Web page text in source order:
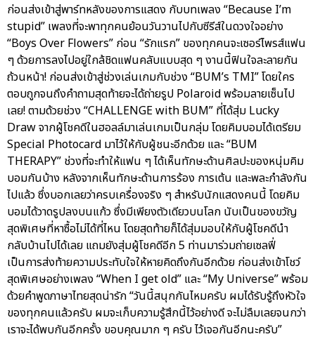
ก่อนส่งเข้าสู่พาร์ทหลังของการแสดง กับบทเพลง “Because I’m
stupid” เพลงที่จะพาทุกคนย้อนวันวานไปกับซีรีส์ในดวงใจอย่าง
“Boys Over Flowers” ก่อน “รักแรก” ของทุกคนจะเซอร์ไพรส์แฟน
ๆ ด้วยการลงไปอยู่ใกล้ชิดแฟนคลับแบบสุด ๆ งานนี้ฟินใจละลายกัน
ถ้วนหน้า! ก่อนส่งเข้าสู่ช่วงเล่นเกมกับช่วง “BUM’s TMI” โดยใคร
ตอบถูกจนถึงคำถามสุดท้ายจะได้ถ่ายรูป Polaroid พร้อมลายเซ็นไป
เลย! ตามด้วยช่วง “CHALLENGE with BUM” ที่ได้สุ่ม Lucky
Draw จากผู้โชคดีในฮอลล์มาเล่นเกมเป็นกลุ่ม โดยคิมบอมได้เตรียม
Special Photocard มาไว้ให้กับผู้ชนะอีกด้วย และ “BUM
THERAPY” ช่วงที่จะทำให้แฟน ๆ ได้เห็นทักษะด้านศิลปะของหนุ่มคิม
บอมกันบ้าง หลังจากเห็นทักษะด้านการร้อง การเต้น และพละกำลังกัน
ไปแล้ว ซึ่งบอกเลยว่าครบเครื่องจริง ๆ สำหรับนักแสดงคนนี้ โดยคิม
บอมได้วาดรูปลงบนแก้ว ซึ่งมีเพียงตัวเดียวบนโลก นับเป็นของขวัญ
สุดพิเศษที่หาซื้อไม่ได้ที่ไหน โดยสุดท้ายก็ได้สุ่มมอบให้กับผู้โชคดีนำ
กลับบ้านไปได้เลย แถมยังสุ่มผู้โชคดีอีก 5 ท่านมาร่วมถ่ายเซลฟี่
เป็นการส่งท้ายความประทับใจให้หายคิดถึงกันอีกด้วย ก่อนส่งเข้าโชว์
สุดพิเศษอย่างเพลง “When I get old” และ “My Universe” พร้อม
ด้วยคำพูดภาษาไทยสุดน่ารัก “วันนี้สนุกกันไหมครับ ผมได้รับรู้ถึงหัวใจ
ของทุกคนแล้วครับ ผมจะเก็บความรู้สึกนี้ไว้อย่างดี จะไม่ลืมเลยจนกว่า
เราจะได้พบกันอีกครั้ง ขอบคุณมาก ๆ ครับ ไว้เจอกันอีกนะครับ”